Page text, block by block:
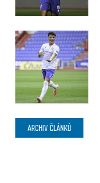
ARCHIV ČLÁNKŮ